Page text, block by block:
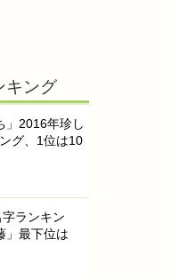
キング
」2016年珍し
グ、1位は10
ランキン
」最下位は